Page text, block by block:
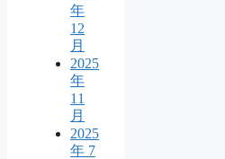
年
12
月
2025
年
11
月
2025
年 7